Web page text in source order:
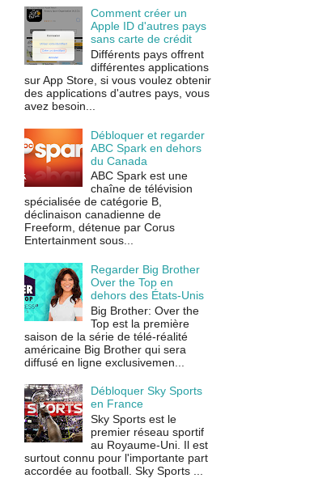
Comment créer un
Apple ID d'autres pays
sans carte de crédit
Différents pays offrent
différentes applications
sur App Store, si vous voulez obtenir
des applications d'autres pays, vous
avez besoin...
Débloquer et regarder
ABC Spark en dehors
du Canada
ABC Spark est une
chaîne de télévision
spécialisée de catégorie B,
déclinaison canadienne de
Freeform, détenue par Corus
Entertainment sous...
Regarder Big Brother
Over the Top en
dehors des États-Unis
Big Brother: Over the
Top est la première
saison de la série de télé-réalité
américaine Big Brother qui sera
diffusé en ligne exclusivemen...
Débloquer Sky Sports
en France
Sky Sports est le
premier réseau sportif
au Royaume-Uni. Il est
surtout connu pour l'importante part
accordée au football. Sky Sports ...